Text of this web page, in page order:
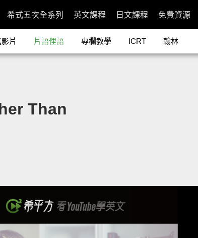
希式五次全系列 英文課程 日文課程 免費資源
片 片語俚語 專欄教學 ICRT 翰林
Than